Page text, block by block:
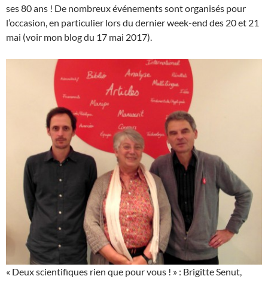
ses 80 ans ! De nombreux événements sont organisés pour
l’occasion, en particulier lors du dernier week-end des 20 et 21
mai (voir mon blog du 17 mai 2017).
« Deux scientifiques rien que pour vous ! » : Brigitte Senut,